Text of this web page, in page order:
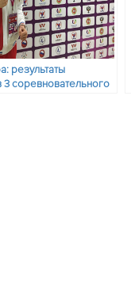
результаты
3 соревновательного